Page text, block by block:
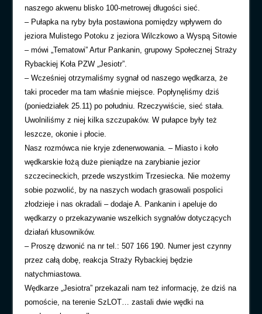
naszego akwenu blisko 100-metrowej długości sieć.
– Pułapka na ryby była postawiona pomiędzy wpływem do
jeziora Mulistego Potoku z jeziora Wilczkowo a Wyspą Sitowie
– mówi „Tematowi” Artur Pankanin, grupowy Społecznej Straży
Rybackiej Koła PZW „Jesiotr”.
– Wcześniej otrzymaliśmy sygnał od naszego wędkarza, że
taki proceder ma tam właśnie miejsce. Popłynęliśmy dziś
(poniedziałek 25.11) po południu. Rzeczywiście, sieć stała.
Uwolniliśmy z niej kilka szczupaków. W pułapce były też
leszcze, okonie i płocie.
Nasz rozmówca nie kryje zdenerwowania. – Miasto i koło
wędkarskie łożą duże pieniądze na zarybianie jezior
szczecineckich, przede wszystkim Trzesiecka. Nie możemy
sobie pozwolić, by na naszych wodach grasowali pospolici
złodzieje i nas okradali – dodaje A. Pankanin i apeluje do
wędkarzy o przekazywanie wszelkich sygnałów dotyczących
działań kłusowników.
– Proszę dzwonić na nr tel.: 507 166 190. Numer jest czynny
przez całą dobę, reakcja Straży Rybackiej będzie
natychmiastowa.
Wędkarze „Jesiotra” przekazali nam też informację, że dziś na
pomoście, na terenie SzLOT… zastali dwie wędki na